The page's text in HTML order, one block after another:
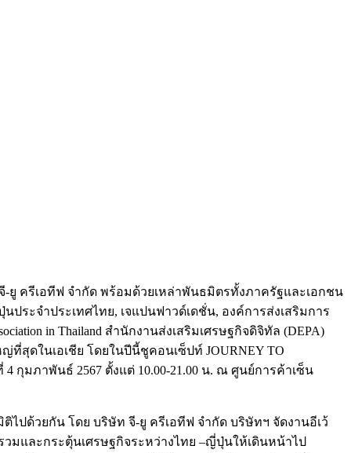
-ยู ครีเอทีฟ จำกัด พร้อมด้วยเหล่าพันธมิตรทั้งภาครัฐและเอกชน
ะจำประเทศไทย, เจแปนฟาวด์เดชั่น, องค์การส่งเสริมการ
in Thailand สำนักงานส่งเสริมเศรษฐกิจดิจิทัล (DEPA)
ที่สุดในเอเชีย โดยในปีนี้ชูคอนเซ็ปท์ JOURNEY TO
กุมภาพันธ์ 2567 ตั้งแต่ 10.00-21.00 น. ณ ศูนย์การค้าเซ็น
ไปด้วยกัน โดย บริษัท จี-ยู ครีเอทีฟ จำกัด บริษัทฯ จัดงานอีเว้
และกระตุ้นเศรษฐกิจระหว่างไทย –ญี่ปุ่นให้เดินหน้าไป